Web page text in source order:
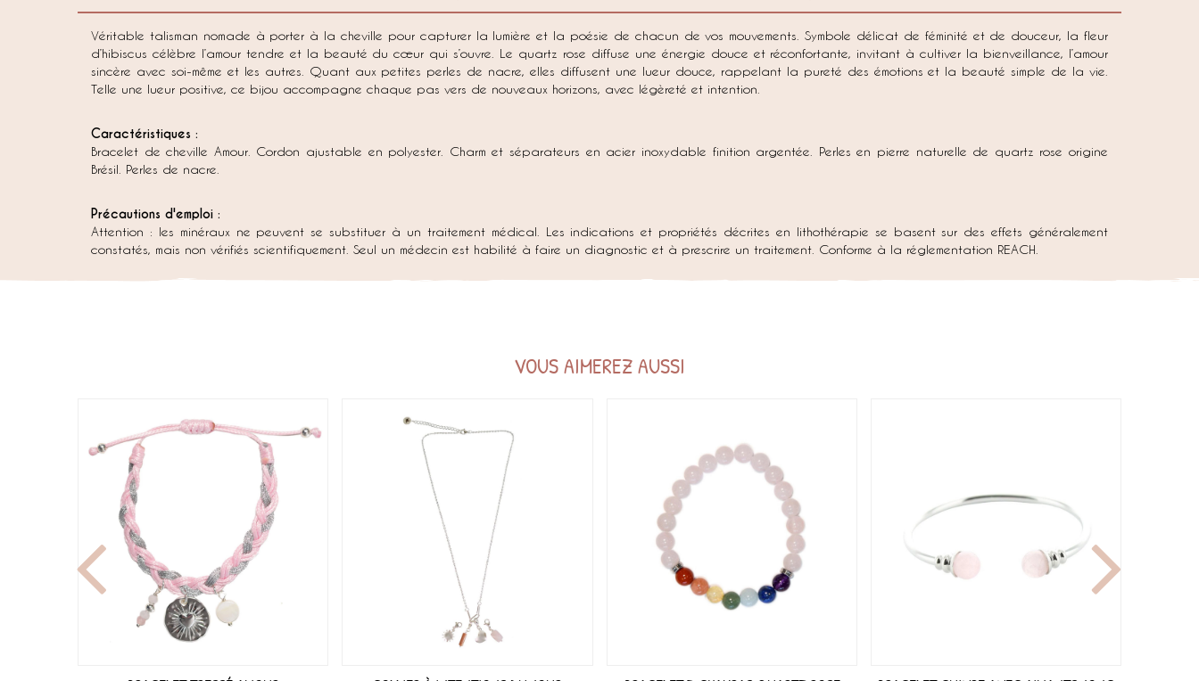
Véritable talisman nomade à porter à la cheville pour capturer la lumière et la poésie de chacun de vos mouvements. Symbole délicat de féminité et de douceur, la fleur
d’hibiscus célèbre l’amour tendre et la beauté du cœur qui s’ouvre. Le quartz rose diffuse une énergie douce et réconfortante, invitant à cultiver la bienveillance, l’amour
sincère avec soi-même et les autres. Quant aux petites perles de nacre, elles diffusent une lueur douce, rappelant la pureté des émotions et la beauté simple de la vie.
Telle une lueur positive, ce bijou accompagne chaque pas vers de nouveaux horizons, avec légèreté et intention.
Caractéristiques :
Bracelet de cheville Amour. Cordon ajustable en polyester. Charm et séparateurs en acier inoxydable finition argentée. Perles en pierre naturelle de quartz rose origine
Brésil. Perles de nacre.
Précautions d'emploi :
Attention : les minéraux ne peuvent se substituer à un traitement médical. Les indications et propriétés décrites en lithothérapie se basent sur des effets généralement
constatés, mais non vérifiés scientifiquement. Seul un médecin est habilité à faire un diagnostic et à prescrire un traitement. Conforme à la réglementation REACH.
VOUS AIMEREZ AUSSI